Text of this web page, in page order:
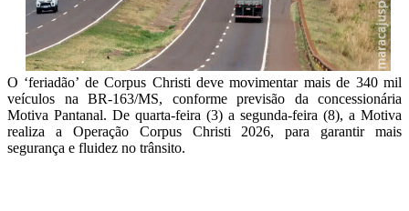
O ‘feriadão’ de Corpus Christi deve movimentar mais de 340 mil
veículos na BR-163/MS, conforme previsão da concessionária
Motiva Pantanal. De quarta-feira (3) a segunda-feira (8), a Motiva
realiza a Operação Corpus Christi 2026, para garantir mais
segurança e fluidez no trânsito.